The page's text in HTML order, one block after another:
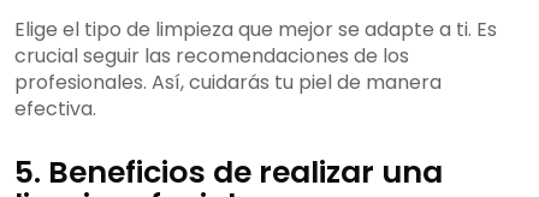
Elige el tipo de limpieza que mejor se adapte a ti. Es
crucial seguir las recomendaciones de los
profesionales. Así, cuidarás tu piel de manera
efectiva.
5. Beneficios de realizar una